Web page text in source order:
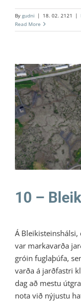
By gudni | 18. 02. 2121 |
Read More
10 –
Á
var markavarða
gróin fuglaþúfa,
varða á jarðfastri
dag að mestu
nota við nýjustu